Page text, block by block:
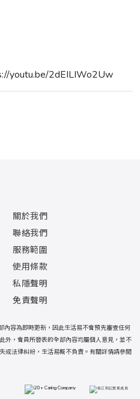
youtu.be/2dEILIWo2Uw
關於我們
聯絡我們
服務範圍
使用條款
私隱聲明
免責聲明
容為即時更新，因此生活易不會預先審查任何
外，會員所發表的全部內容均屬個人意見，並不
或法律糾紛，生活易概不負責。有關詳情請參閱